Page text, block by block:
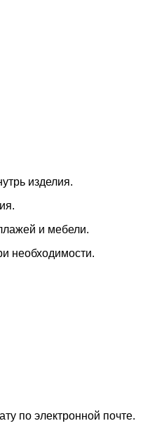
изделия.
и мебели.
необходимости.
по электронной почте.